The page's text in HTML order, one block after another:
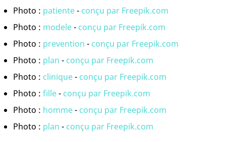
Photo : patiente- conçu par Freepik.com
Photo : modele- conçu par Freepik.com
Photo : prevention - conçu par Freepik.com
Photo : plan - conçu par Freepik.com
Photo : clinique- conçu par Freepik.com
Photo : fille- conçu par Freepik.com
Photo : homme- conçu par Freepik.com
Photo : plan - conçu par Freepik.com